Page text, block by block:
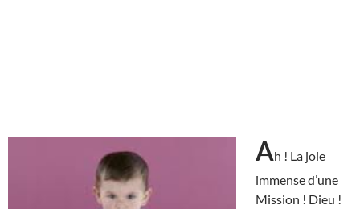
Ah ! La joie
immense d’une
Mission ! Dieu !